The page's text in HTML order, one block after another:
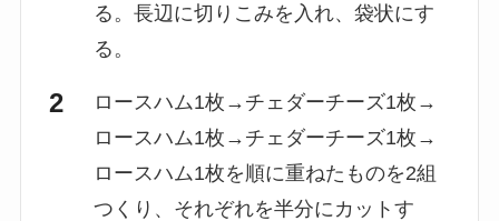
る。長辺に切りこみを入れ、袋状にす
る。
ロースハム1枚→チェダーチーズ1枚→
ロースハム1枚→チェダーチーズ1枚→
ロースハム1枚を順に重ねたものを2組
つくり、それぞれを半分にカットす